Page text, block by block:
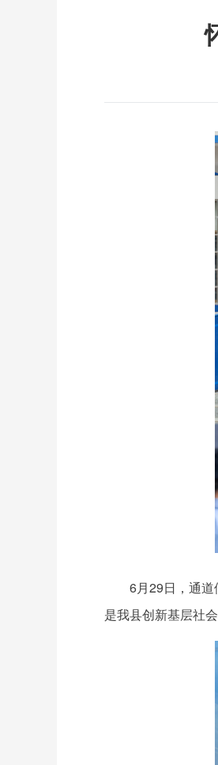
6月29日，通
是我县创新基层社